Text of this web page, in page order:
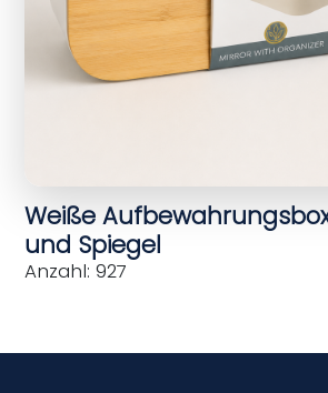
Weiße
und Spiegel
Anzahl: 927